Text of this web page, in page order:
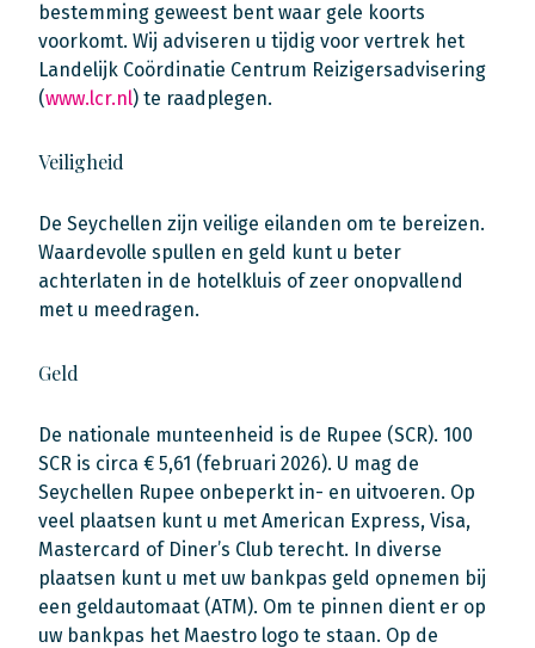
bestemming geweest bent waar gele koorts
voorkomt. Wij adviseren u tijdig voor vertrek het
Landelijk Coördinatie Centrum Reizigersadvisering
(www.lcr.nl) te raadplegen.
Veiligheid
De Seychellen zijn veilige eilanden om te bereizen.
Waardevolle spullen en geld kunt u beter
achterlaten in de hotelkluis of zeer onopvallend
met u meedragen.
Geld
De nationale munteenheid is de Rupee (SCR). 100
SCR is circa € 5,61 (februari 2026). U mag de
Seychellen Rupee onbeperkt in- en uitvoeren. Op
veel plaatsen kunt u met American Express, Visa,
Mastercard of Diner’s Club terecht. In diverse
plaatsen kunt u met uw bankpas geld opnemen bij
een geldautomaat (ATM). Om te pinnen dient er op
uw bankpas het Maestro logo te staan. Op de